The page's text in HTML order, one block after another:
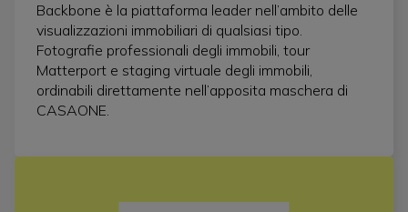
Backbone è la piattaforma leader nell’ambito delle
visualizzazioni immobiliari di qualsiasi tipo.
Fotografie professionali degli immobili, tour
Matterport e staging virtuale degli immobili,
ordinabili direttamente nell’apposita maschera di
CASAONE.